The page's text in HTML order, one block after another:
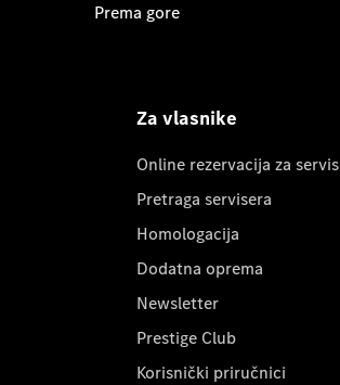
Prema gore
Za vlasnike
Online rezervacija za servis
Pretraga servisera
Homologacija
Dodatna oprema
Newsletter
Prestige Club
Korisnički priručnici